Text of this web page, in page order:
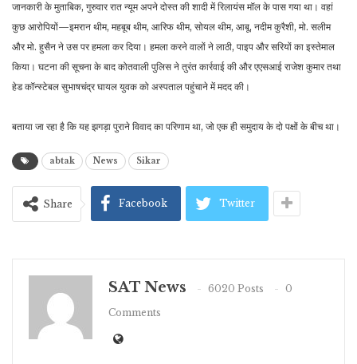
जानकारी के मुताबिक, गुरुवार रात न्यूम अपने दोस्त की शादी में रिलायंस मॉल के पास गया था। वहां
कुछ आरोपियों—इमरान थीम, महबूब थीम, आरिफ थीम, सोयल थीम, आबू, नदीम कुरैशी, मो. सलीम
और मो. हुसैन ने उस पर हमला कर दिया। हमला करने वालों ने लाठी, पाइप और सरियों का इस्तेमाल
किया। घटना की सूचना के बाद कोतवाली पुलिस ने तुरंत कार्रवाई की और एएसआई राजेश कुमार तथा
हेड कॉन्स्टेबल सुभाषचंद्र घायल युवक को अस्पताल पहुंचाने में मदद की।
बताया जा रहा है कि यह झगड़ा पुराने विवाद का परिणाम था, जो एक ही समुदाय के दो पक्षों के बीच था।
abtak News Sikar
Share Facebook Twitter
SAT News 6020 Posts
0
Comments